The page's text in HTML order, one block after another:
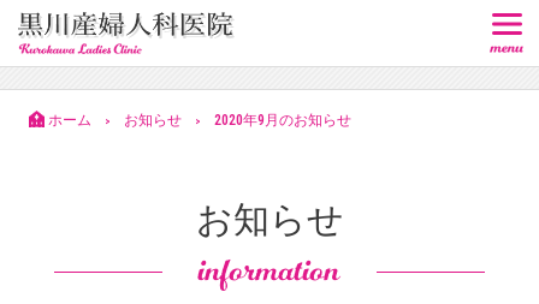
ホーム > お知らせ > 2020年9月のお知らせ
お知らせ
information